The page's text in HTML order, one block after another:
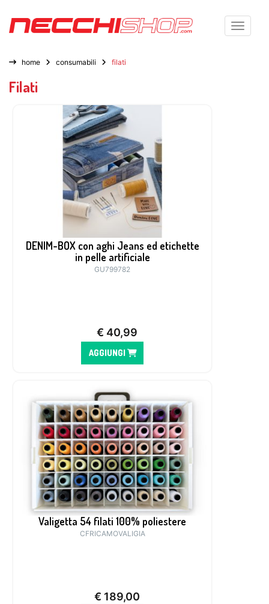
Toggle
home consumabili filati
Filati
DENIM-BOX con aghi Jeans ed etichette
in pelle artificiale
GU799782
€ 40,99
AGGIUNGI
Valigetta 54 filati 100% poliestere
CFRICAMOVALIGIA
€ 189,00